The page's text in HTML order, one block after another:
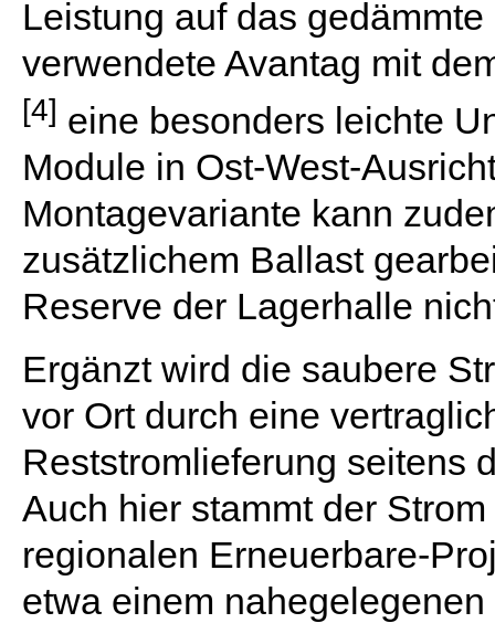
Leistung auf das
verwendete Avantag mit
[4] eine besonders leichte
Module in Ost-West-
Montagevariante kann
zusätzlichem Ballast
Reserve der Lagerhalle
Ergänzt wird die saubere
vor Ort durch eine
Reststromlieferung seitens
Auch hier stammt der
regionalen Erneuerbare-
etwa einem